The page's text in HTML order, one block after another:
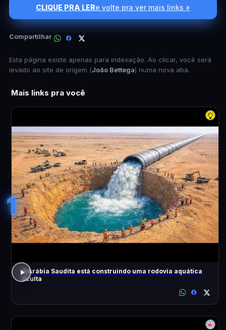
CLIQUE PRA LERe volte pra ver mais links »
Compartilhar
Esta página existe apenas para indexação. Ao clicar, você será
levado ao site de origem (João Bettega) numa nova aba.
Mais links pra você
1
A Arábia Saudita está construindo uma rodovia aquática
oculta